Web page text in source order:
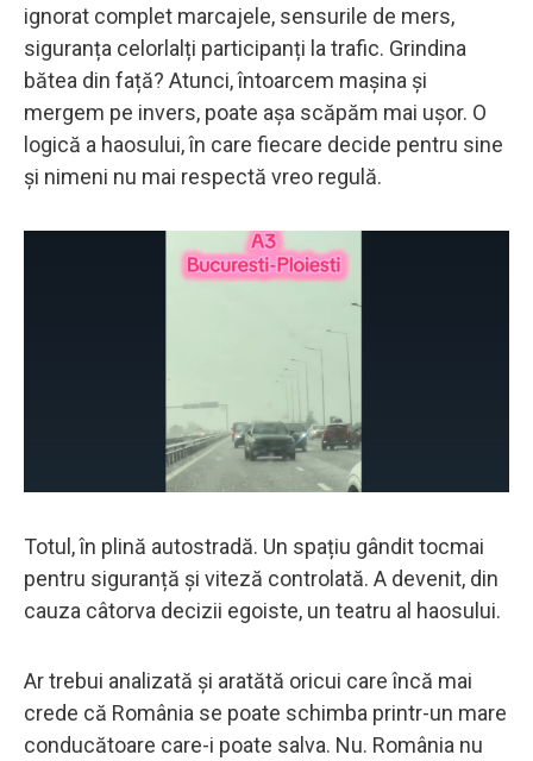
ignorat complet marcajele, sensurile de mers,
siguranța celorlalți participanți la trafic. Grindina
bătea din față? Atunci, întoarcem mașina și
mergem pe invers, poate așa scăpăm mai ușor. O
logică a haosului, în care fiecare decide pentru sine
și nimeni nu mai respectă vreo regulă.
Totul, în plină autostradă. Un spațiu gândit tocmai
pentru siguranță și viteză controlată. A devenit, din
cauza câtorva decizii egoiste, un teatru al haosului.
Ar trebui analizată și aratătă oricui care încă mai
crede că România se poate schimba printr-un mare
conducătoare care-i poate salva. Nu. România nu